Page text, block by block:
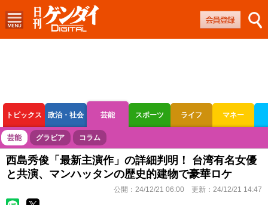
トピックス 政治・社会 芸能 スポーツ ライフ マネー
ボートレース 競輪 オートレース
芸能 グラビア コラム
西島秀俊「最新主演作」の詳細判明！ 台湾有名女優
と共演、マンハッタンの歴史的建物で豪華ロケ
公開： 24/12/21 06:00 更新： 24/12/21 14:47